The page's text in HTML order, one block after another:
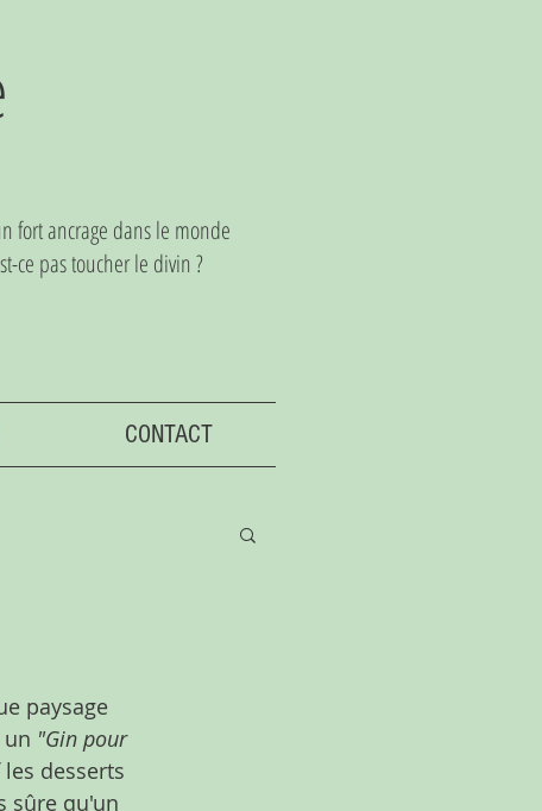
fort ancrage dans le monde
ce pas toucher le divin ?
CONTACT
paysage
"Gin pour
desserts
sûre qu'un